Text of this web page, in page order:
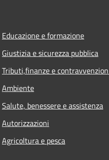
Educazione e formazione
Giustizia e sicurezza pubblica
Tributi,finanze e
Ambiente
Salute, benessere e assistenza
Autorizzazioni
Agricoltura e pesca